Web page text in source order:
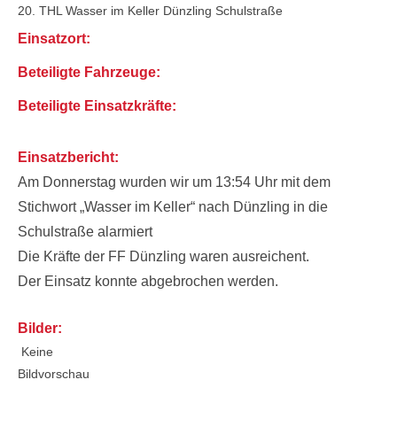
20. THL Wasser im Keller Dünzling Schulstraße
Einsatzort:
Beteiligte Fahrzeuge:
Beteiligte Einsatzkräfte:
Einsatzbericht:
Am Donnerstag wurden wir um 13:54 Uhr mit dem
Stichwort „Wasser im Keller“ nach Dünzling in die
Schulstraße alarmiert
Die Kräfte der FF Dünzling waren ausreichent.
Der Einsatz konnte abgebrochen werden.
Bilder:
Keine
Bildvorschau